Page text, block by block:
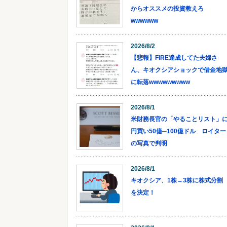
からオススメの投資教えろ
wwwwww
2026/8/2
【悲報】FIRE達成してた夫婦さ
ん、キオクシアショックで借金地
に転落wwwwwwwww
2026/8/1
米財務長官の「やることリスト」
円買い50億─100億ドル ロイター
の写真で判明
2026/8/1
キオクシア、1株→3株に株式分割
を決定！